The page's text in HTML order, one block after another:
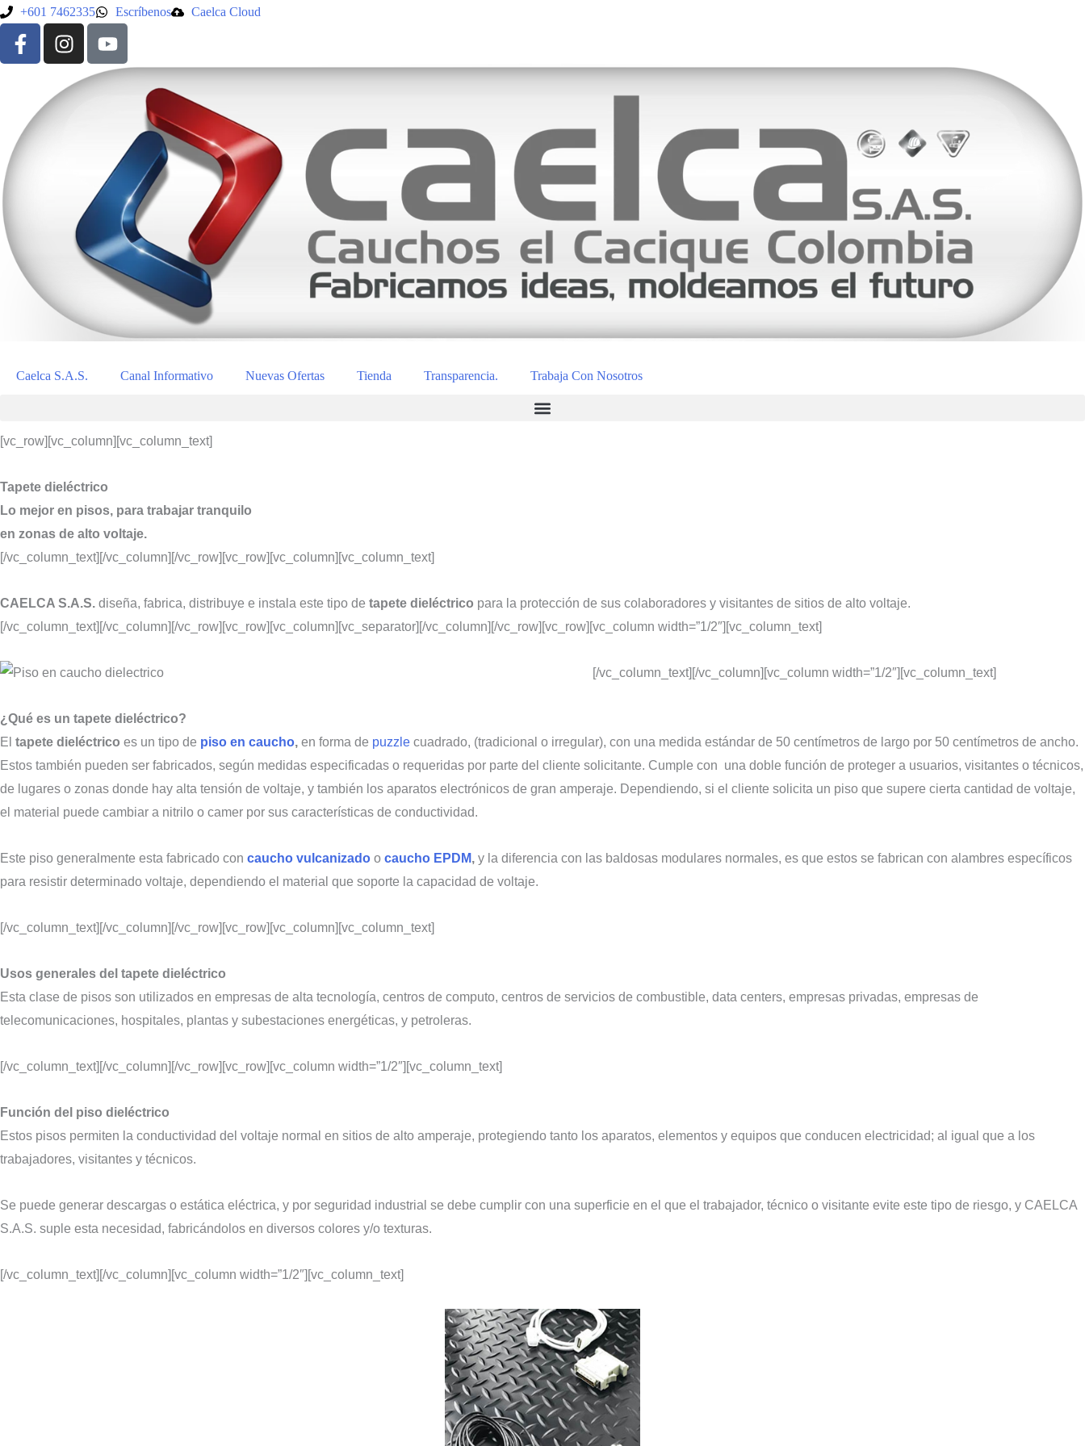
+601 7462335 Escríbenos Caelca Cloud
Caelca S.A.S. Canal Informativo Nuevas Ofertas Tienda Transparencia. Trabaja Con Nosotros
[vc_row][vc_column][vc_column_text]
Tapete dieléctrico
Lo mejor en pisos, para trabajar tranquilo
en zonas de alto voltaje.
[/vc_column_text][/vc_column][/vc_row][vc_row][vc_column][vc_column_text]
CAELCA S.A.S. diseña, fabrica, distribuye e instala este tipo de tapete dieléctrico para la protección de sus colaboradores y visitantes de sitios de alto voltaje.
[/vc_column_text][/vc_column][/vc_row][vc_row][vc_column][vc_separator][/vc_column][/vc_row][vc_row][vc_column width=”1/2″][vc_column_text]
[/vc_column_text][/vc_column][vc_column width=”1/2″][vc_column_text]
¿Qué es un tapete dieléctrico?
El tapete dieléctrico es un tipo de piso en caucho, en forma de puzzle cuadrado, (tradicional o irregular), con una medida estándar de 50 centímetros de largo por 50 centímetros de ancho.
Estos también pueden ser fabricados, según medidas especificadas o requeridas por parte del cliente solicitante. Cumple con una doble función de proteger a usuarios, visitantes o técnicos,
de lugares o zonas donde hay alta tensión de voltaje, y también los aparatos electrónicos de gran amperaje. Dependiendo, si el cliente solicita un piso que supere cierta cantidad de voltaje,
el material puede cambiar a nitrilo o camer por sus características de conductividad.
Este piso generalmente esta fabricado con caucho vulcanizado o caucho EPDM, y la diferencia con las baldosas modulares normales, es que estos se fabrican con alambres específicos
para resistir determinado voltaje, dependiendo el material que soporte la capacidad de voltaje.
[/vc_column_text][/vc_column][/vc_row][vc_row][vc_column][vc_column_text]
Usos generales del tapete dieléctrico
Esta clase de pisos son utilizados en empresas de alta tecnología, centros de computo, centros de servicios de combustible, data centers, empresas privadas, empresas de
telecomunicaciones, hospitales, plantas y subestaciones energéticas, y petroleras.
[/vc_column_text][/vc_column][/vc_row][vc_row][vc_column width=”1/2″][vc_column_text]
Función del piso dieléctrico
Estos pisos permiten la conductividad del voltaje normal en sitios de alto amperaje, protegiendo tanto los aparatos, elementos y equipos que conducen electricidad; al igual que a los
trabajadores, visitantes y técnicos.
Se puede generar descargas o estática eléctrica, y por seguridad industrial se debe cumplir con una superficie en el que el trabajador, técnico o visitante evite este tipo de riesgo, y CAELCA
S.A.S. suple esta necesidad, fabricándolos en diversos colores y/o texturas.
[/vc_column_text][/vc_column][vc_column width=”1/2″][vc_column_text]